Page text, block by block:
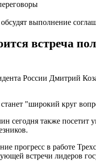
выполнение
встреча
России Дмитрий
"широкий круг
сегодня также
прогресс в работе
встречи лидеров